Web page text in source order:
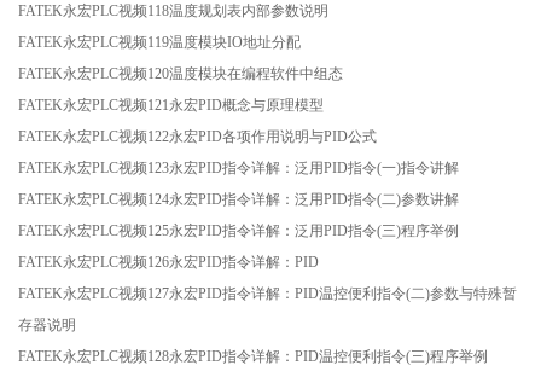
FATEK永宏PLC视频118温度规划表内部参数说明
FATEK永宏PLC视频119温度模块IO地址分配
FATEK永宏PLC视频120温度模块在编程软件中组态
FATEK永宏PLC视频121永宏PID概念与原理模型
FATEK永宏PLC视频122永宏PID各项作用说明与PID公式
FATEK永宏PLC视频123永宏PID指令详解：泛用PID指令(一)指令讲解
FATEK永宏PLC视频124永宏PID指令详解：泛用PID指令(二)参数讲解
FATEK永宏PLC视频125永宏PID指令详解：泛用PID指令(三)程序举例
FATEK永宏PLC视频126永宏PID指令详解：PID
FATEK永宏PLC视频127永宏PID指令详解：PID温控便利指令(二)参数与特殊暂
存器说明
FATEK永宏PLC视频128永宏PID指令详解：PID温控便利指令(三)程序举例